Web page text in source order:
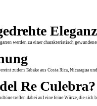
werden zu einer charakteristisch
zudem Tabake aus Costa Rica,
Re Culebra?
treffen dabei auf eine feine Würze, die